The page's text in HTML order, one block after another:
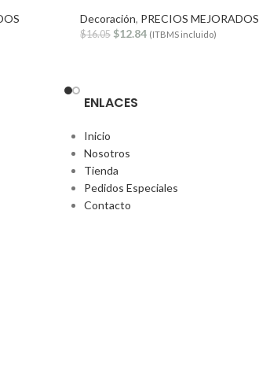
Decoración, PRECIOS MEJORADOS
$16.05 $12.84 (ITBMS incluido)
ENLACES
Inicio
Nosotros
Tienda
Pedidos Especiales
Contacto